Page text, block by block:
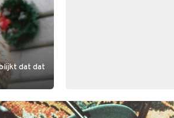
dat dat